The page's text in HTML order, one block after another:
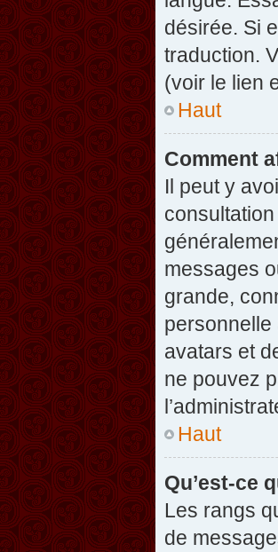
désirée. Si
traduction.
(voir le lien
Haut
Comment
Il peut y
messages
grande,
personnelle
avatars et
ne pouvez
Haut
Qu’est-ce
Les rangs
de